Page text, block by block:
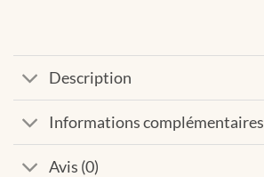
Description
Informations complémentaires
Avis (0)